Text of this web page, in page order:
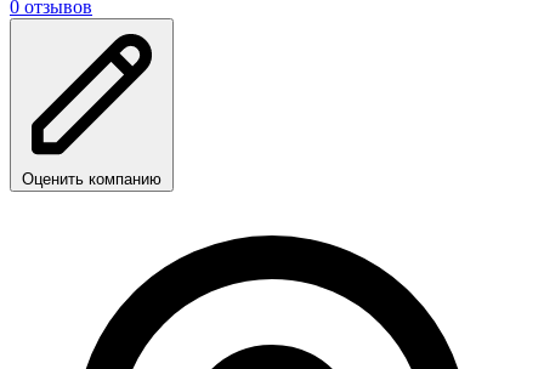
0 отзывов
Оценить компанию